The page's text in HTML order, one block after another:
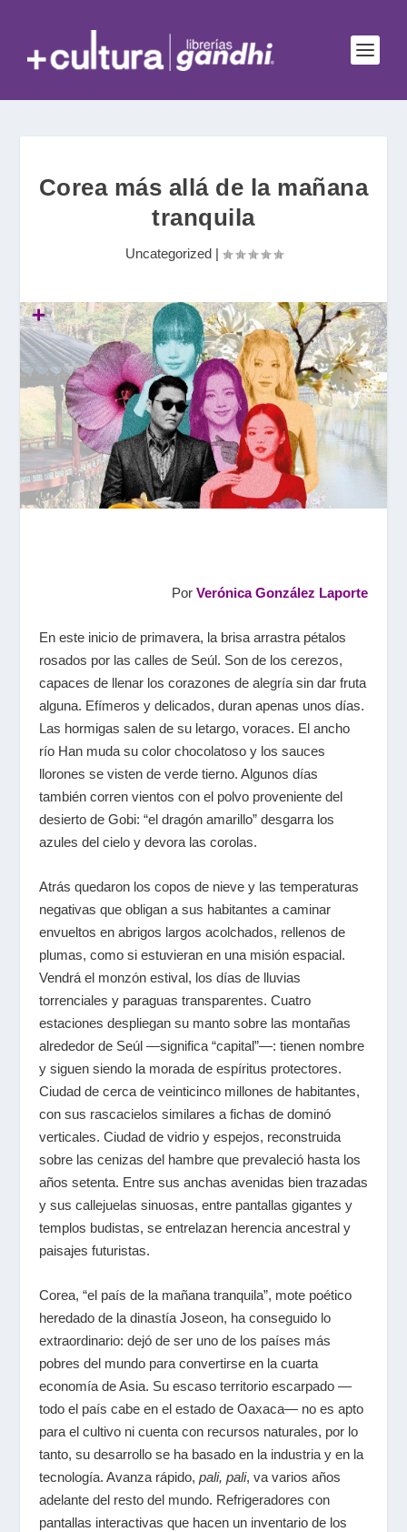
Corea más allá de la mañana
tranquila
Uncategorized|
PorVerónica González Laporte
En este inicio de primavera, la brisa arrastra pétalos
rosados por las calles de Seúl. Son de los cerezos,
capaces de llenar los corazones de alegría sin dar fruta
alguna. Efímeros y delicados, duran apenas unos días.
Las hormigas salen de su letargo, voraces. El ancho
río Han muda su color chocolatoso y los sauces
llorones se visten de verde tierno. Algunos días
también corren vientos con el polvo proveniente del
desierto de Gobi: “el dragón amarillo” desgarra los
azules del cielo y devora las corolas.
Atrás quedaron los copos de nieve y las temperaturas
negativas que obligan a sus habitantes a caminar
envueltos en abrigos largos acolchados, rellenos de
plumas, como si estuvieran en una misión espacial.
Vendrá el monzón estival, los días de lluvias
torrenciales y paraguas transparentes. Cuatro
estaciones despliegan su manto sobre las montañas
alrededor de Seúl —significa “capital”—: tienen nombre
y siguen siendo la morada de espíritus protectores.
Ciudad de cerca de veinticinco millones de habitantes,
con sus rascacielos similares a fichas de dominó
verticales. Ciudad de vidrio y espejos, reconstruida
sobre las cenizas del hambre que prevaleció hasta los
años setenta. Entre sus anchas avenidas bien trazadas
y sus callejuelas sinuosas, entre pantallas gigantes y
templos budistas, se entrelazan herencia ancestral y
paisajes futuristas.
Corea, “el país de la mañana tranquila”, mote poético
heredado de la dinastía Joseon, ha conseguido lo
extraordinario: dejó de ser uno de los países más
pobres del mundo para convertirse en la cuarta
economía de Asia. Su escaso territorio escarpado —
todo el país cabe en el estado de Oaxaca—no es apto
para el cultivo ni cuenta con recursos naturales, por lo
tanto, su desarrollo se ha basado en la industria y en la
tecnología. Avanza rápido, pali, pali, va varios años
adelante del resto del mundo. Refrigeradores con
pantallas interactivas que hacen un inventario de los